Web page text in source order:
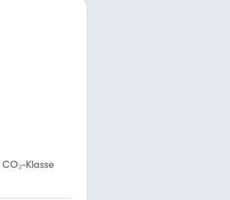
CO₂-Klasse